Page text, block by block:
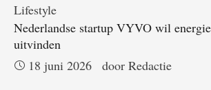
Lifestyle
Nederlandse startup VYVO wil
uitvinden
18 juni 2026
door Redactie